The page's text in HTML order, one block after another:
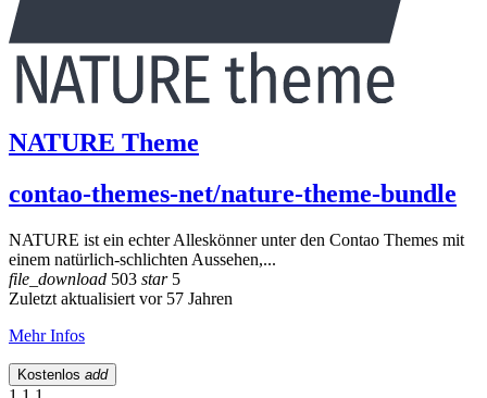
NATURE Theme
contao-themes-net/nature-theme-bundle
NATURE ist ein echter Alleskönner unter den Contao Themes mit
einem natürlich-schlichten Aussehen,...
file_download 503 star5
Zuletzt aktualisiert vor 57 Jahren
Mehr Infos
Kostenlos add